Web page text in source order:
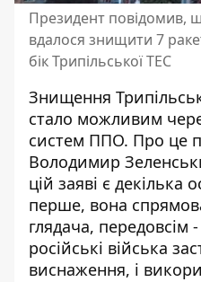
Президент
вдалося знищити 7
бік Трипільської ТЕС
Знищення
стало можливим
систем ППО. Про це
Володимир
цій заяві є декілька
перше, вона
глядача, передовсім
російські війська
виснаження, і